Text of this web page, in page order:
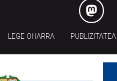
LEGE OHARRA PUBLIZITATEA